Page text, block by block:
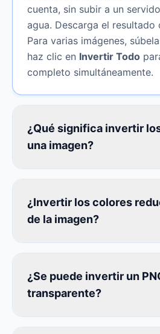
cuenta, sin subir a un
agua. Descarga el resultado
Para varias imágenes,
haz clic en Invertir Todo
completo simultáneamente.
¿Qué significa invertir
una imagen?
¿Invertir los colores
de la imagen?
¿Se puede invertir un
transparente?